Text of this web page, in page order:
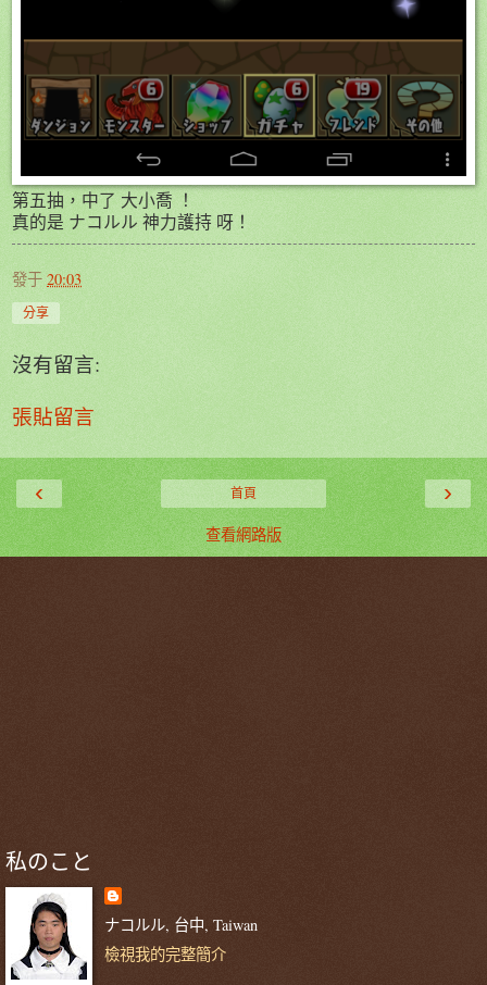
第五抽，中了 大小喬 ！
真的是 ナコルル 神力護持 呀！
發于 20:03
分享
沒有留言:
張貼留言
‹ ›
首頁
查看網路版
私のこと
ナコルル, 台中, Taiwan
檢視我的完整簡介